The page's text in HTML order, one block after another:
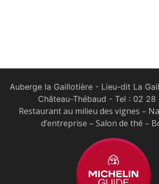
Auberge la Gaillotière - Lieu-dit La
Château-Thébaud - Tel : 02 28
Restaurant au milieu des vignes –
d’entreprise – Salon de thé –